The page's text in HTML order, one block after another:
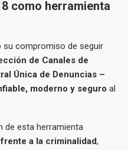
como herramienta
su compromiso de seguir
de Canales de
Única de Denuncias –
moderno y seguro al
de esta herramienta
a la criminalidad,